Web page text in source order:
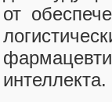
от
интеллекта.